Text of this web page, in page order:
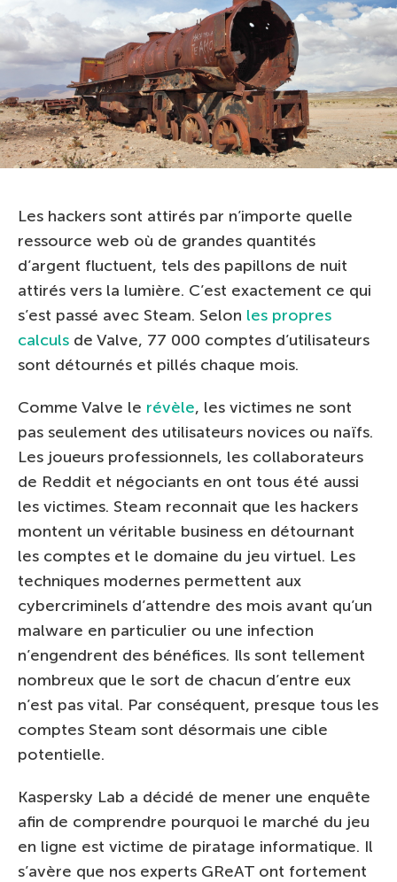
Les hackers sont attirés par n’importe quelle
ressource web où de grandes quantités
d’argent fluctuent, tels des papillons de nuit
attirés vers la lumière. C’est exactement ce qui
s’est passé avec Steam. Selon les propres
calculs de Valve, 77 000 comptes d’utilisateurs
sont détournés et pillés chaque mois.
Comme Valve le révèle, les victimes ne sont
pas seulement des utilisateurs novices ou naïfs.
Les joueurs professionnels, les collaborateurs
de Reddit et négociants en ont tous été aussi
les victimes. Steam reconnait que les hackers
montent un véritable business en détournant
les comptes et le domaine du jeu virtuel. Les
techniques modernes permettent aux
cybercriminels d’attendre des mois avant qu’un
malware en particulier ou une infection
n’engendrent des bénéfices. Ils sont tellement
nombreux que le sort de chacun d’entre eux
n’est pas vital. Par conséquent, presque tous les
comptes Steam sont désormais une cible
potentielle.
Kaspersky Lab a décidé de mener une enquête
afin de comprendre pourquoi le marché du jeu
en ligne est victime de piratage informatique. Il
s’avère que nos experts GReAT ont fortement